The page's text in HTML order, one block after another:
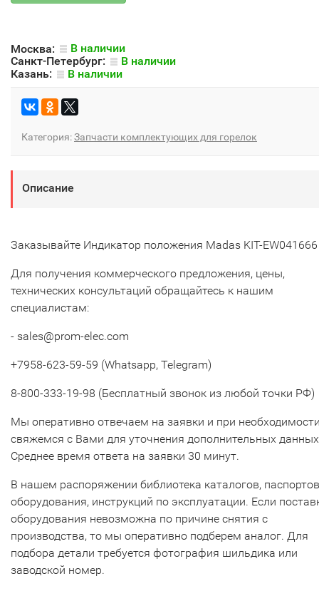
Москва:
В наличии
Санкт-Петербург:
В наличии
Казань:
В наличии
Категория:Запчасти комплектующих для горелок
Описание
Заказывайте Индикатор положения Madas KIT-EW041666
Для получения коммерческого предложения, цены,
технических консультаций обращайтесь к нашим
специалистам:
- sales@prom-elec.com
+7958-623-59-59 (Whatsapp, Telegram)
8-800-333-19-98 (Бесплатный звонок из любой точки РФ)
Мы оперативно отвечаем на заявки и при
свяжемся с Вами для уточнения дополнительных
Среднее время ответа на заявки 30 минут.
В нашем распоряжении библиотека каталогов, паспортов
оборудования, инструкций по эксплуатации. Если
оборудования невозможна по причине снятия с
производства, то мы оперативно подберем аналог. Для
подбора детали требуется фотография шильдика или
заводской номер.